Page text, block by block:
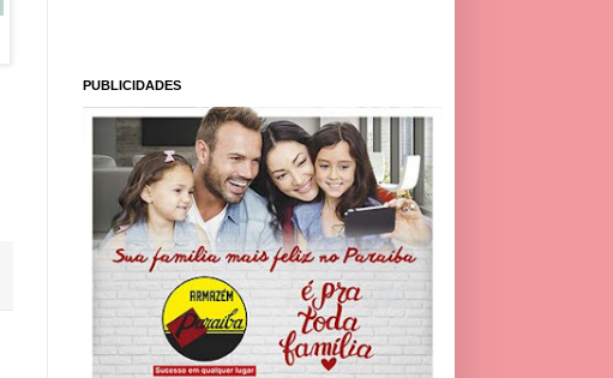
PUBLICIDADES